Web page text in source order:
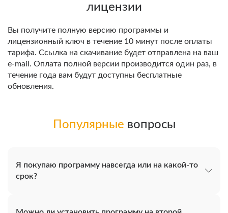
лицензии
Вы получите полную версию программы и
лицензионный ключ в течение 10 минут после оплаты
тарифа. Ссылка на скачивание будет отправлена на ваш
e-mail. Оплата полной версии производится один раз, в
течение года вам будут доступны бесплатные
обновления.
Популярные вопросы
Я покупаю программу навсегда или на какой-то
срок?